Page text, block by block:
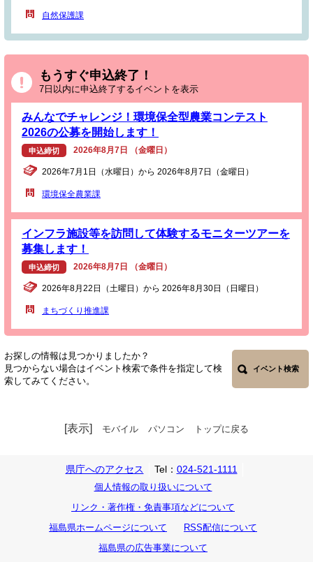
自然保護課
もうすぐ申込終了！
7日以内に申込終了するイベントを表示
みんなでチャレンジ！環境保全型農業コンテスト
2026の公募を開始します！
申込締切 2026年8月7日 （金曜日）
2026年7月1日（水曜日）から 2026年8月7日（金曜日）
環境保全農業課
インフラ施設等を訪問して体験するモニターツアーを
募集します！
申込締切 2026年8月7日 （金曜日）
2026年8月22日（土曜日）から 2026年8月30日（日曜日）
まちづくり推進課
お探しの情報は見つかりましたか？
見つからない場合はイベント検索で条件を指定して検
索してみてください。
イベント検索
[表示] モバイル パソコン トップに戻る
県庁へのアクセス Tel： 024-521-1111
個人情報の取り扱いについて
リンク・著作権・免責事項などについて
福島県ホームページについて
RSS配信について
福島県の広告事業について